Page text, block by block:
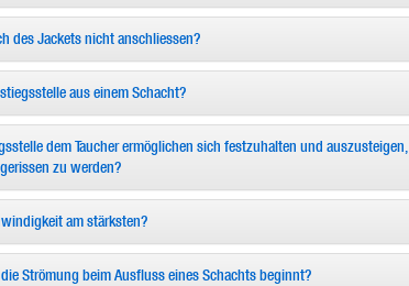
des Jackets nicht anschliessen?
aus einem Schacht?
dem Taucher ermöglichen sich festzuhalten und auszusteigen,
zu werden?
am stärksten?
Strömung beim Ausfluss eines Schachts beginnt?